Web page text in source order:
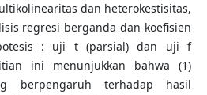
dan heterokestisitas,
regresi berganda dan koefisien
: uji t (parsial) dan uji f
ini menunjukkan bahwa (1)
berpengaruh terhadap hasil